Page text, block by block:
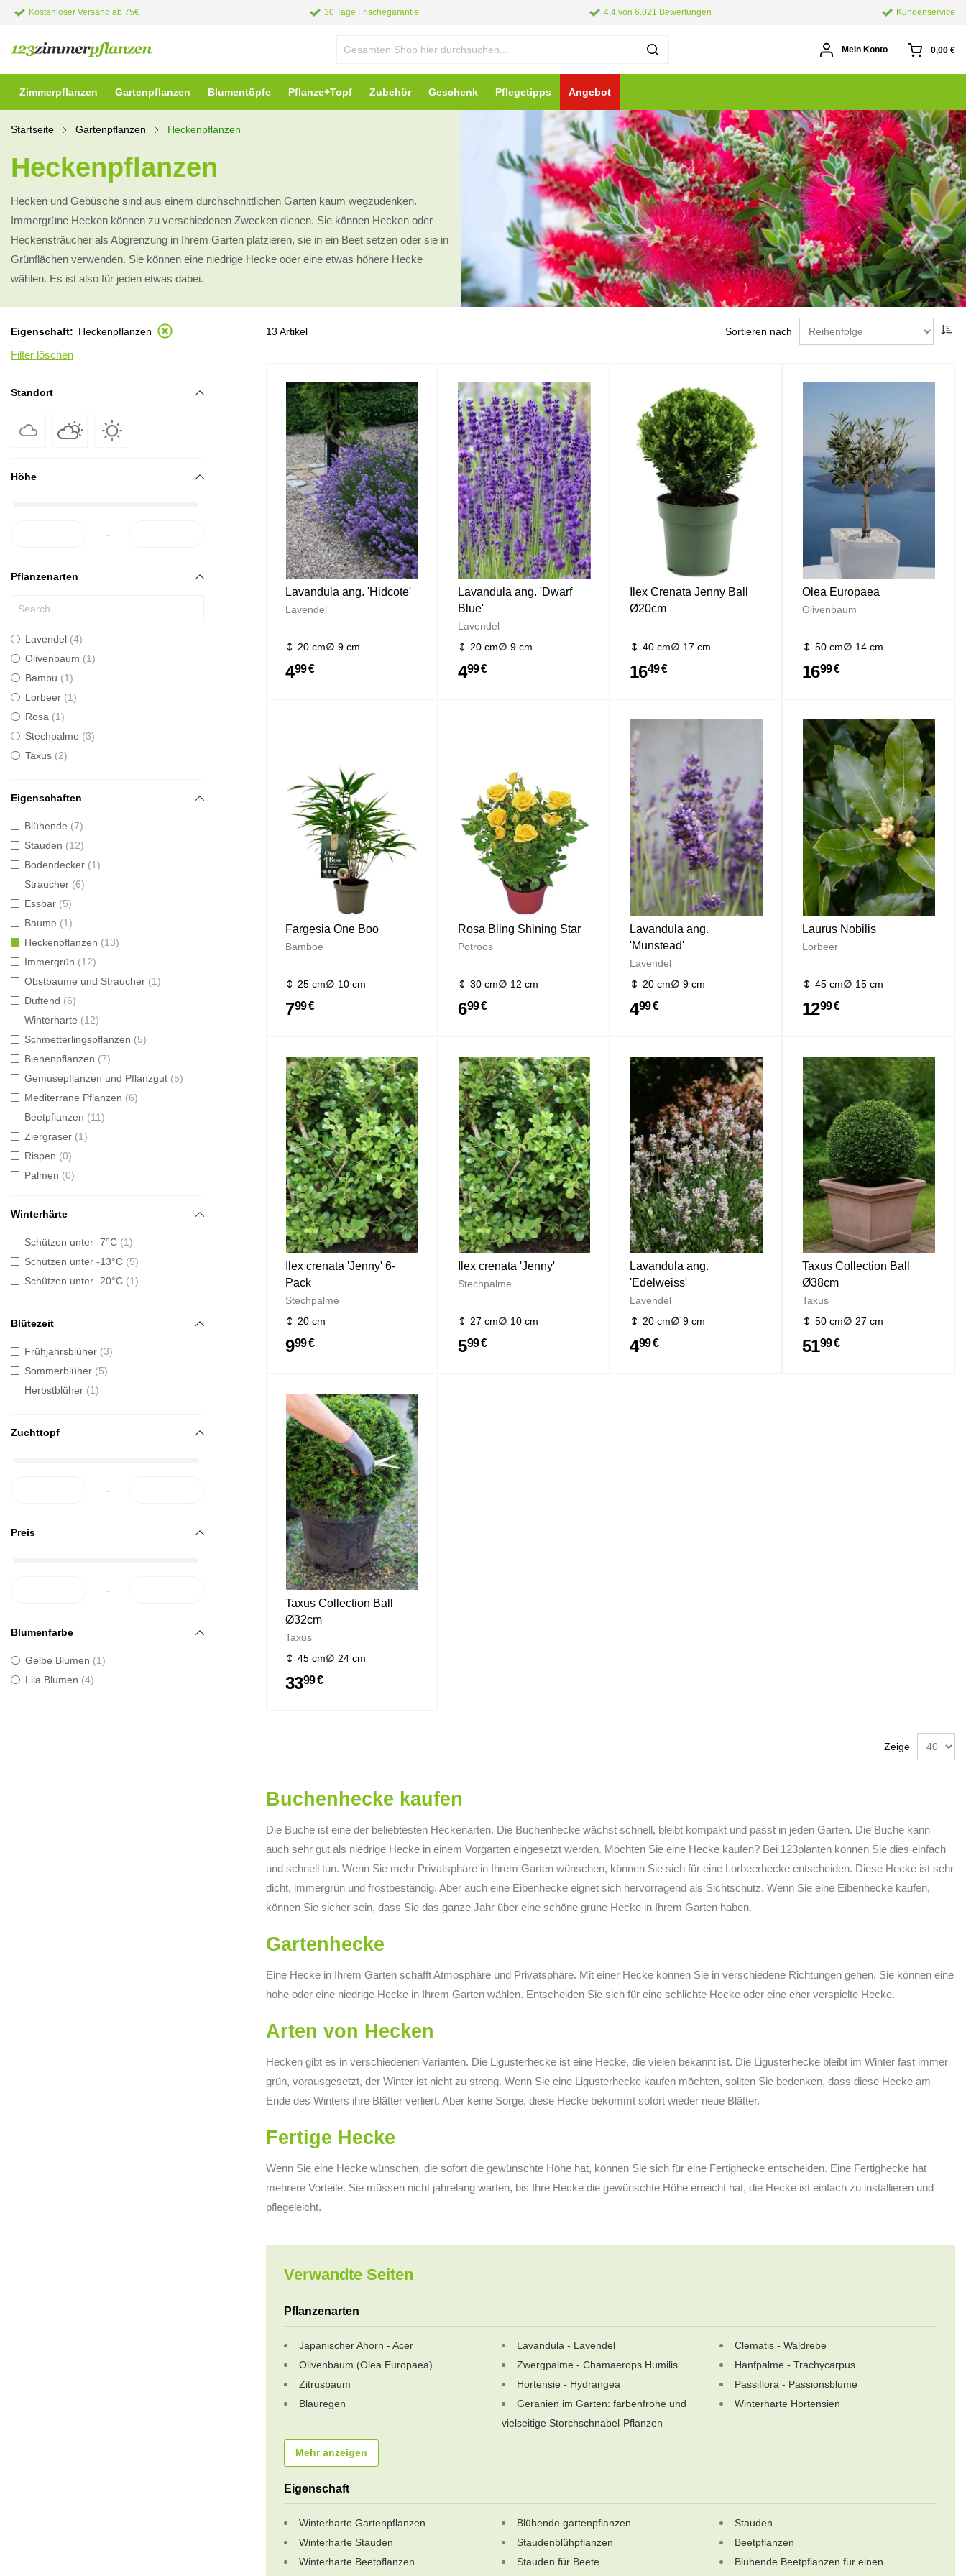
Kostenloser Versand ab 75€ 30 Tage Frischegarantie 4,4 von 6.021 Bewertungen Kundenservice
Mein Konto 0,00 €
Zimmerpflanzen Gartenpflanzen Blumentöpfe Pflanze+Topf Zubehör Geschenk Pflegetipps Angebot
Startseite Gartenpflanzen Heckenpflanzen
Heckenpflanzen
Hecken und Gebüsche sind aus einem durchschnittlichen Garten kaum wegzudenken.
Immergrüne Hecken können zu verschiedenen Zwecken dienen. Sie können Hecken oder
Heckensträucher als Abgrenzung in Ihrem Garten platzieren, sie in ein Beet setzen oder sie in
Grünflächen verwenden. Sie können eine niedrige Hecke oder eine etwas höhere Hecke
wählen. Es ist also für jeden etwas dabei.
Sortieren nach
13 Artikel
Lavandula ang. 'Hidcote'
Lavendel
20 cm 9 cm
499 €
Lavandula ang. 'Dwarf
Blue'
Lavendel
20 cm
9 cm
499 €
Ilex Crenata Jenny Ball
Ø20cm
40 cm 17 cm
1649 €
Olea Europaea
Olivenbaum
50 cm 14 cm
1699 €
Fargesia One Boo
Bamboe
25 cm 10 cm
799 €
Rosa Bling Shining Star
Potroos
30 cm 12 cm
699 €
Lavandula ang.
'Munstead'
Lavendel
20 cm
9 cm
499 €
Laurus Nobilis
Lorbeer
45 cm 15 cm
1299 €
Ilex crenata 'Jenny' 6-
Pack
Stechpalme
20 cm
999 €
Ilex crenata 'Jenny'
Stechpalme
27 cm 10 cm
599 €
Lavandula ang.
'Edelweiss'
Lavendel
20 cm
9 cm
499 €
Taxus Collection Ball
Ø38cm
Taxus
50 cm
27 cm
5199 €
Taxus Collection Ball
Ø32cm
Taxus
45 cm
24 cm
3399 €
Zeige
Buchenhecke kaufen
Die Buche ist eine der beliebtesten Heckenarten. Die Buchenhecke wächst schnell, bleibt kompakt und passt in jeden Garten. Die Buche kann
auch sehr gut als niedrige Hecke in einem Vorgarten eingesetzt werden. Möchten Sie eine Hecke kaufen? Bei 123planten können Sie dies einfach
und schnell tun. Wenn Sie mehr Privatsphäre in Ihrem Garten wünschen, können Sie sich für eine Lorbeerhecke entscheiden. Diese Hecke ist sehr
dicht, immergrün und frostbeständig. Aber auch eine Eibenhecke eignet sich hervorragend als Sichtschutz. Wenn Sie eine Eibenhecke kaufen,
können Sie sicher sein, dass Sie das ganze Jahr über eine schöne grüne Hecke in Ihrem Garten haben.
Gartenhecke
Eine Hecke in Ihrem Garten schafft Atmosphäre und Privatsphäre. Mit einer Hecke können Sie in verschiedene Richtungen gehen. Sie können eine
hohe oder eine niedrige Hecke in Ihrem Garten wählen. Entscheiden Sie sich für eine schlichte Hecke oder eine eher verspielte Hecke.
Arten von Hecken
Hecken gibt es in verschiedenen Varianten. Die Ligusterhecke ist eine Hecke, die vielen bekannt ist. Die Ligusterhecke bleibt im Winter fast immer
grün, vorausgesetzt, der Winter ist nicht zu streng. Wenn Sie eine Ligusterhecke kaufen möchten, sollten Sie bedenken, dass diese Hecke am
Ende des Winters ihre Blätter verliert. Aber keine Sorge, diese Hecke bekommt sofort wieder neue Blätter.
Fertige Hecke
Wenn Sie eine Hecke wünschen, die sofort die gewünschte Höhe hat, können Sie sich für eine Fertighecke entscheiden. Eine Fertighecke hat
mehrere Vorteile. Sie müssen nicht jahrelang warten, bis Ihre Hecke die gewünschte Höhe erreicht hat, die Hecke ist einfach zu installieren und
pflegeleicht.
Verwandte Seiten
Pflanzenarten
Japanischer Ahorn - Acer Lavandula - Lavendel
Clematis - Waldrebe
Olivenbaum (Olea Europaea)
Zwergpalme - Chamaerops Humilis
Hanfpalme - Trachycarpus
Zitrusbaum
Hortensie - Hydrangea
Passiflora - Passionsblume
Blauregen
Geranien im Garten: farbenfrohe und
vielseitige Storchschnabel-Pflanzen
Winterharte Hortensien
Mehr anzeigen
Eigenschaft
Winterharte Gartenpflanzen Blühende gartenpflanzen
Stauden
Winterharte Stauden
Staudenblühpflanzen
Beetpflanzen
Winterharte Beetpflanzen
Stauden für Beete
Blühende Beetpflanzen für einen
Eigenschaft Heckenpflanzen
Filter löschen
Standort
Höhe
-
Pflanzenarten
Lavendel 4
Olivenbaum
1
Bambu
1
Lorbeer
1
Rosa
1
Stechpalme
3
Taxus 2
Eigenschaften
Blühende
7
Stauden
12
Bodendecker
1
Straucher 6
Essbar
5
Baume
1
Heckenpflanzen
13
Immergrün
12
Obstbaume und Straucher
1
Duftend
6
Winterharte
12
Schmetterlingspflanzen
5
Bienenpflanzen
7
Gemusepflanzen und Pflanzgut
5
Mediterrane Pflanzen
6
Beetpflanzen
11
Ziergraser
1
Rispen
0
Palmen
0
Winterhärte
Schützen unter -7°C
1
Schützen unter -13°C
5
Schützen unter -20°C
1
Blütezeit
Frühjahrsblüher 3
Sommerblüher
5
Herbstblüher
1
Zuchttopf
-
Preis
-
Blumenfarbe
Gelbe Blumen
1
Lila Blumen
4